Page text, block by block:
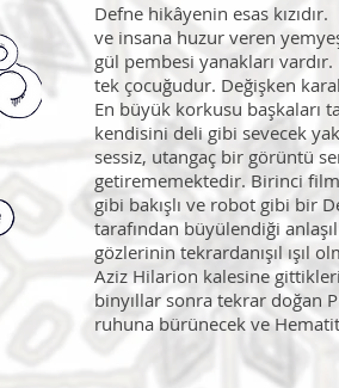
Defne hikâyenin esas
ve insana huzur veren
gül pembesi yanakları
tek çocuğudur. Değişken
En büyük korkusu başkaları
kendisini deli gibi sevecek
sessiz, utangaç bir görüntü
getirememektedir. Birinci
gibi bakışlı ve robot gibi bir
tarafından büyülendiği
gözlerinin tekrardanışıl ışıl
Aziz Hilarion kalesine
binyıllar sonra tekrar doğan
ruhuna bürünecek ve